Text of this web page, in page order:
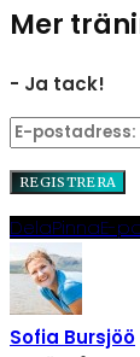
Mer
- Ja tack!
DelaPinnaE-
Sofia Bursjöö